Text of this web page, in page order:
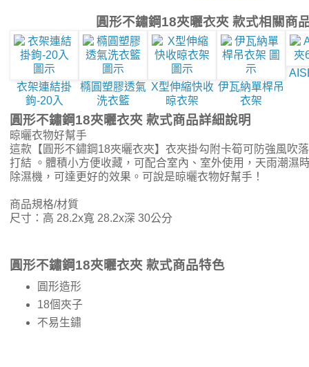
圓形不鏽鋼18夾曬衣夾 款式相關商
衣架連結掛
鉤-20入
橢圓塑膠透氣
洗衣籃
X型伸縮快收
晾衣架
伊瓦納單桿吊
衣架
圓形不鏽鋼18夾曬衣夾 款式商品詳細說明
晾曬衣物好幫手
這款【圓形不鏽鋼18夾曬衣夾】衣夾掛勾附卡筍可防強風吹
打結 。體積小方便收藏，可配合室內、室外使用，天雨潮濕
除濕機，可達更好的效果。可說是晾曬衣物好幫手！
商品規格/材質
尺寸：高 28.2x寬 28.2x深 30公分
圓形不鏽鋼18夾曬衣夾 款式商品特色
圓形造形
18個夾子
不易生鏽